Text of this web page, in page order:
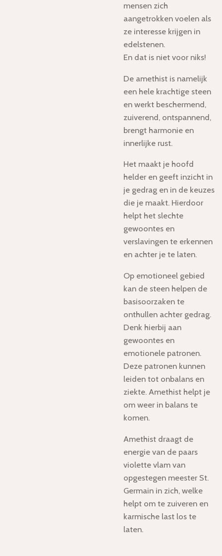
mensen zich
aangetrokken voelen als
ze interesse krijgen in
edelstenen.
En dat is niet voor niks!
De amethist is namelijk
een hele krachtige steen
en werkt beschermend,
zuiverend, ontspannend,
brengt harmonie en
innerlijke rust.
Het maakt je hoofd
helder en geeft inzicht in
je gedrag en in de keuzes
die je maakt. Hierdoor
helpt het slechte
gewoontes en
verslavingen te erkennen
en achter je te laten.
Op emotioneel gebied
kan de steen helpen de
basisoorzaken te
onthullen achter gedrag.
Denk hierbij aan
gewoontes en
emotionele patronen.
Deze patronen kunnen
leiden tot onbalans en
ziekte. Amethist helpt je
om weer in balans te
komen.
Amethist draagt de
energie van de paars
violette vlam van
opgestegen meester St.
Germain in zich, welke
helpt om te zuiveren en
karmische last los te
laten.